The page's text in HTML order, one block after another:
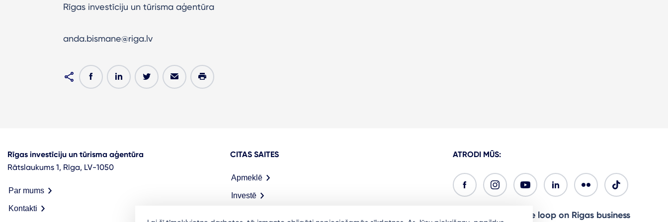
Rīgas investīciju un tūrisma aģentūra
anda.bismane@riga.lv
Rīgas investīciju un tūrisma aģentūra
Rātslaukums 1, Rīga, LV-1050
Par mums
Kontakti
CITAS SAITES
Apmeklē
Investē
ATRODI MŪS:
Ready to stay in the loop on Rigas business